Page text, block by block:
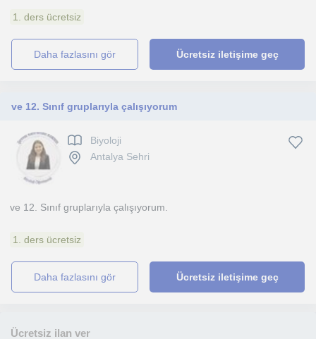
1. ders ücretsiz
daha fazlasını gör Ücretsiz iletişime geç
ve 12. Sınıf gruplarıyla çalışıyorum
Biyoloji
Antalya Sehri
ve 12. Sınıf gruplarıyla çalışıyorum.
1. ders ücretsiz
daha fazlasını gör Ücretsiz iletişime geç
Ücretsiz ilan ver